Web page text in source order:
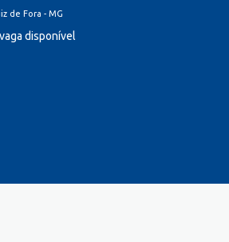
de Fora - MG
disponível